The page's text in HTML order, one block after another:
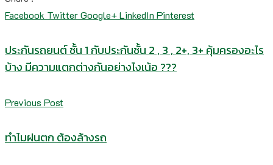
Facebook TwitterGoogle+LinkedIn Pinterest
ประกันรถยนต์ ชั้น 1 กับประกันชั้น 2 , 3 , 2+, 3+ คุ้มครองอะไร
บ้าง มีความแตกต่างกันอย่างไงเน้อ ???
Previous Post
ทำไมฝนตก ต้องล้างรถ